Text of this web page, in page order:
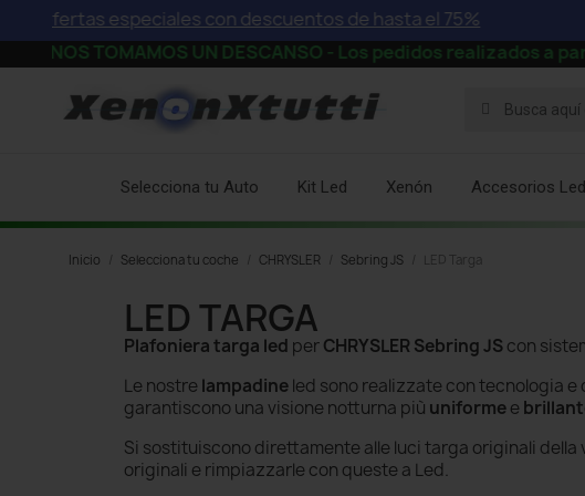
ofertas especiales con descuentos de hasta el 75%
NOS TOMAMOS UN DESCANSO - Los pedidos realizados a
Selecciona tu Auto Kit Led Xenón Accesorios Led
Inicio Selecciona tu coche CHRYSLER Sebring JS LED Targa
LED TARGA
Plafoniera targa led perCHRYSLER Sebring JScon
Le nostre lampadineled sono realizzate con tecnologia
garantiscono una visione notturna più uniformee
Si sostituiscono direttamente alle luci targa originali della
originali e rimpiazzarle con queste a Led.